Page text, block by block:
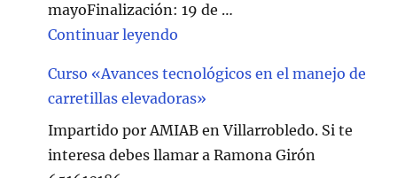
mayoFinalización: 19 de …
Continuar leyendo
Curso «Avances tecnológicos en el manejo de
carretillas elevadoras»
Impartido por AMIAB en Villarrobledo. Si te
interesa debes llamar a Ramona Girón